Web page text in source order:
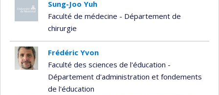
Sung-Joo Yuh
Faculté de médecine - Département de
chirurgie
Frédéric Yvon
Faculté des sciences de l'éducation -
Département d'administration et fondements
de l'éducation